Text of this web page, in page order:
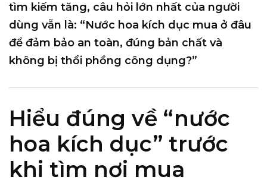
tìm kiếm tăng, câu hỏi lớn nhất của người
dùng vẫn là: “Nước hoa kích dục mua ở đâu
để đảm bảo an toàn, đúng bản chất và
không bị thổi phồng công dụng?”
Hiểu đúng về “nước
hoa kích dục” trước
khi tìm nơi mua